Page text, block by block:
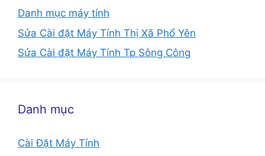
Danh mục máy tính
Sửa Cài đặt Máy Tính Thị Xã Phổ Yên
Sửa Cài đặt Máy Tính Tp Sông Công
Danh mục
Cài Đặt Máy Tính